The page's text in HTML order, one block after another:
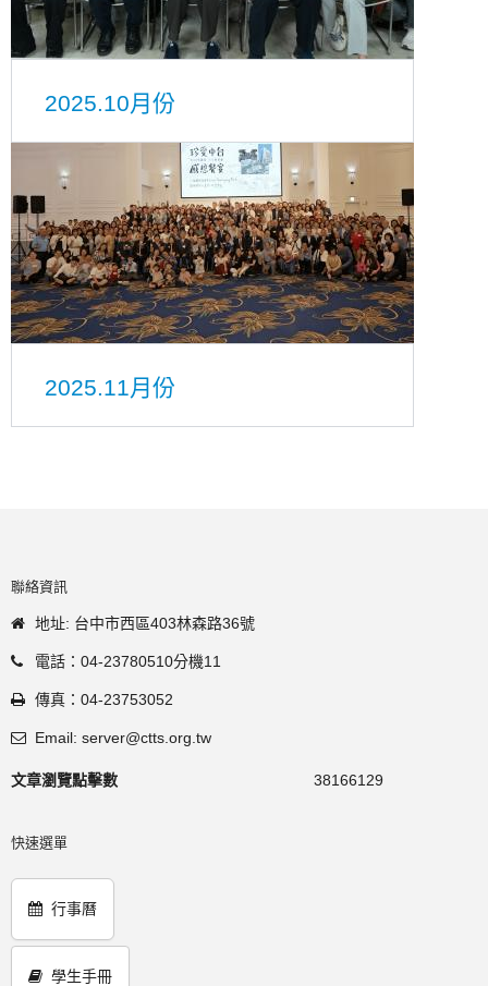
2025.10月份
2025.11月份
聯絡資訊
地址: 台中市西區403林森路36號
電話：04-23780510分機11
傳真：04-23753052
Email: server@ctts.org.tw
文章瀏覽點擊數 38166129
快速選單
行事曆
學生手冊